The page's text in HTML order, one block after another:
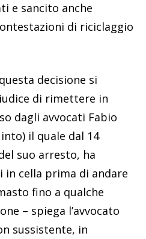
e sancito anche
di riciclaggio
decisione si
di rimettere in
dagli avvocati Fabio
il quale dal 14
suo arresto, ha
in cella prima di andare
fino a qualche
– spiega l’avvocato
sussistente, in